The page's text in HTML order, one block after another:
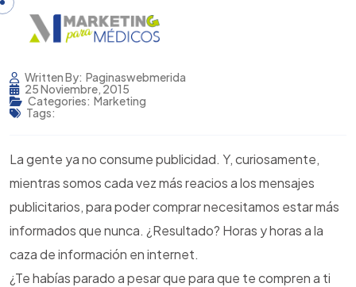
Written By: Paginaswebmerida
25 Noviembre, 2015
Categories: Marketing
Tags:
La gente ya no consume publicidad. Y, curiosamente,
mientras somos cada vez más reacios a los mensajes
publicitarios, para poder comprar necesitamos estar más
informados que nunca. ¿Resultado? Horas y horas a la
caza de información en internet.
¿Te habías parado a pesar que para que te compren a ti